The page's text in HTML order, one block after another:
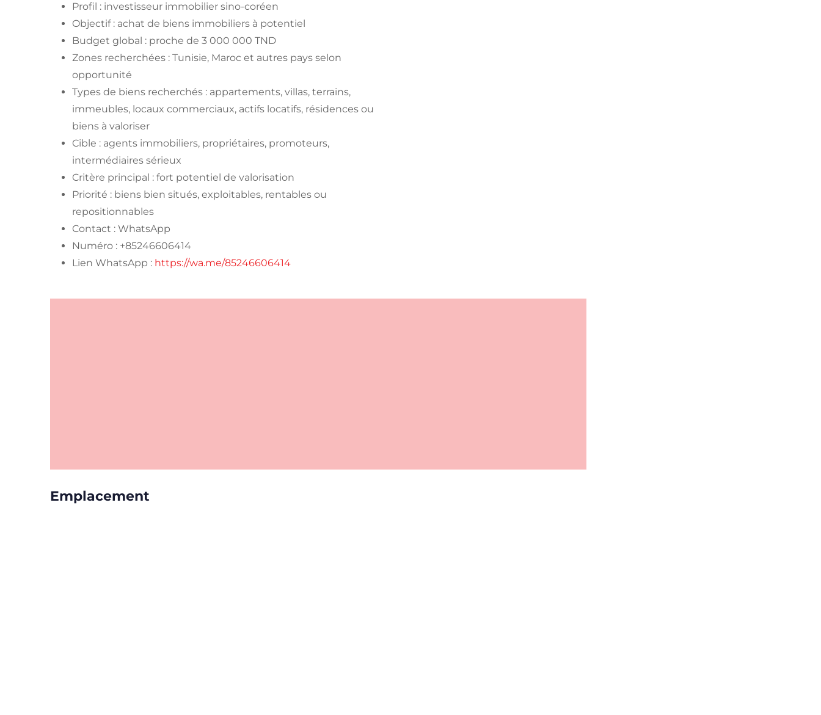
Profil : investisseur immobilier sino-coréen
Objectif : achat de biens immobiliers à potentiel
Budget global : proche de 3 000 000 TND
Zones recherchées : Tunisie, Maroc et autres pays selon
opportunité
Types de biens recherchés : appartements, villas, terrains,
immeubles, locaux commerciaux, actifs locatifs, résidences ou
biens à valoriser
Cible : agents immobiliers, propriétaires, promoteurs,
intermédiaires sérieux
Critère principal : fort potentiel de valorisation
Priorité : biens bien situés, exploitables, rentables ou
repositionnables
Contact : WhatsApp
Numéro : +85246606414
Lien WhatsApp : https://wa.me/85246606414
Emplacement